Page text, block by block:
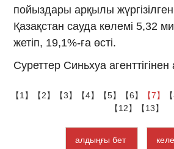
пойыздары арқылы
Қазақстан сауда көлемі 5,32
жетіп, 19,1%-ға өсті.
Суреттер Синьхуа
【1】 【2】 【3】 【4】 【5】 【6】 【7】
【12】
【13】
алдыңғы бет